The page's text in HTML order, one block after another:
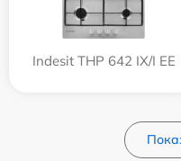
Indesit THP 642 IX/I EE